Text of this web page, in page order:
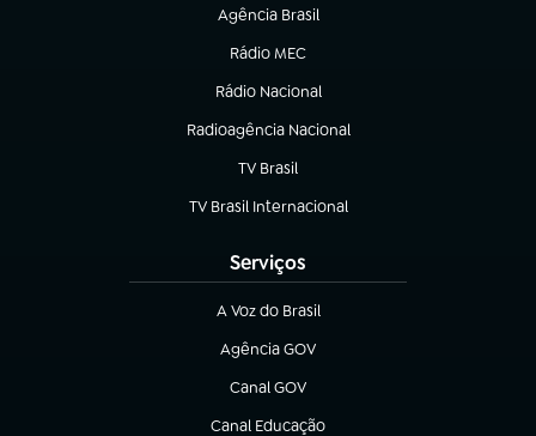
Agência Brasil
(abre em nova aba)
Rádio MEC
Rádio Nacional
(abre em nova aba)
Radioagência Nacional
(abre em nova aba)
TV Brasil
(abre em nova aba)
TV Brasil Internacional
(abre em nova aba)
Serviços
A Voz do Brasil
(abre em nova aba)
Agência GOV
(abre em nova aba)
Canal GOV
(abre em nova aba)
Canal Educação